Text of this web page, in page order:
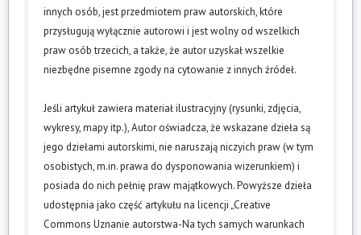
innych osób, jest przedmiotem praw autorskich, które
przysługują wyłącznie autorowi i jest wolny od wszelkich
praw osób trzecich, a także, że autor uzyskał wszelkie
niezbędne pisemne zgody na cytowanie z innych źródeł.
Jeśli artykuł zawiera materiał ilustracyjny (rysunki, zdjęcia,
wykresy, mapy itp.), Autor oświadcza, że wskazane dzieła są
jego dziełami autorskimi, nie naruszają niczyich praw (w tym
osobistych, m.in. prawa do dysponowania wizerunkiem) i
posiada do nich pełnię praw majątkowych. Powyższe dzieła
udostępnia jako część artykułu na licencji „Creative
Commons Uznanie autorstwa-Na tych samych warunkach